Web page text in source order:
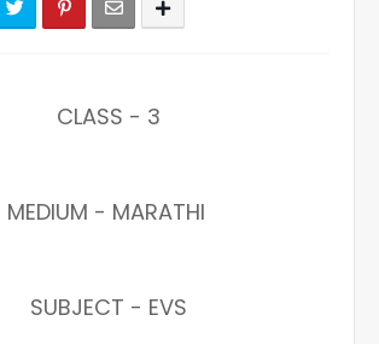
CLASS - 3
MEDIUM - MARATHI
SUBJECT - EVS